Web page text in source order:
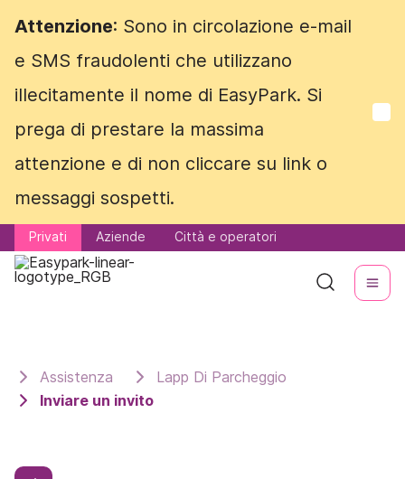
Attenzione: Sono in circolazione e-mail
e SMS fraudolenti che utilizzano
illecitamente il nome di EasyPark. Si
prega di prestare la massima
attenzione e di non cliccare su link o
messaggi sospetti.
Privati Aziende Città e operatori
Attenzione: Sono in circolazione e-mail
e SMS fraudolenti che utilizzano
illecitamente il nome di EasyPark. Si
prega di prestare la massima
attenzione e di non cliccare su link o
messaggi sospetti.
Privati Aziende Città e operatori
Assistenza
Lapp Di Parcheggio
Inviare un invito